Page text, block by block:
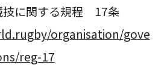
に関する規程 17条
organisation/gove
reg-17